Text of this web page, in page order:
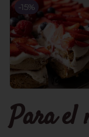
-15%
Para el